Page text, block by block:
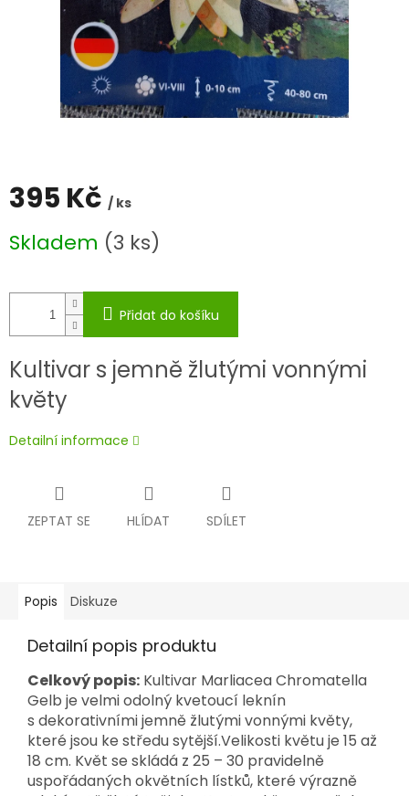
395 Kč / ks
cena:
Skladem (3 ks)
Přidat do košíku
Kultivar s jemně žlutými vonnými
květy
Detailní informace
ZEPTAT SE HLÍDAT SDÍLET
Popis Diskuze
Detailní popis produktu
Celkový popis: Kultivar Marliacea Chromatella
Gelb je velmi odolný kvetoucí leknín
s dekorativními jemně žlutými vonnými květy,
které jsou ke středu sytější.Velikosti květu je 15 až
18 cm. Květ se skládá z 25 – 30 pravidelně
uspořádaných okvětních lístků, které výrazně